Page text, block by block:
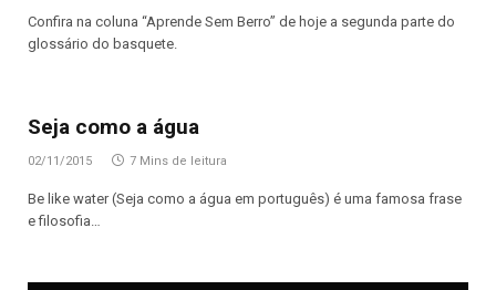
Confira na coluna “Aprende Sem Berro” de hoje a segunda parte do
glossário do basquete.
Seja como a água
02/11/2015 7 Mins de leitura
Be like water (Seja como a água em português) é uma famosa frase
e filosofia…